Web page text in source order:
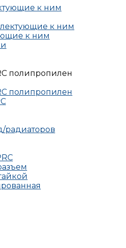
к ним
к ним
к ним
полипропилен
полипропилен
радиаторов